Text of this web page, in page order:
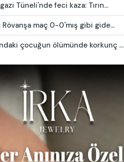
Tüneli'nde feci kaza: Tırın...
Rövanşa maç 0-0'mış gibi gide...
çocuğun ölümünde korkunç ...